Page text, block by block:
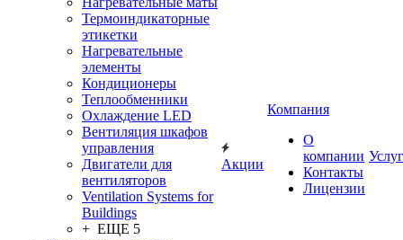
Термоиндикаторные
этикетки
Нагревательные
элементы
Кондиционеры
Теплообменники
Охлаждение LED
Вентиляция шкафов
управления
Двигатели для
вентиляторов
Ventilation Systems for
Buildings
+ ЕЩЕ 5
Акции
Компания
О
компании
Контакты
Лицензии